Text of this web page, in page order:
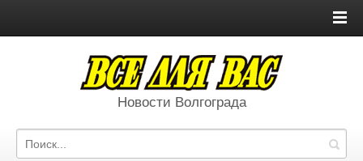
Новости Волгограда